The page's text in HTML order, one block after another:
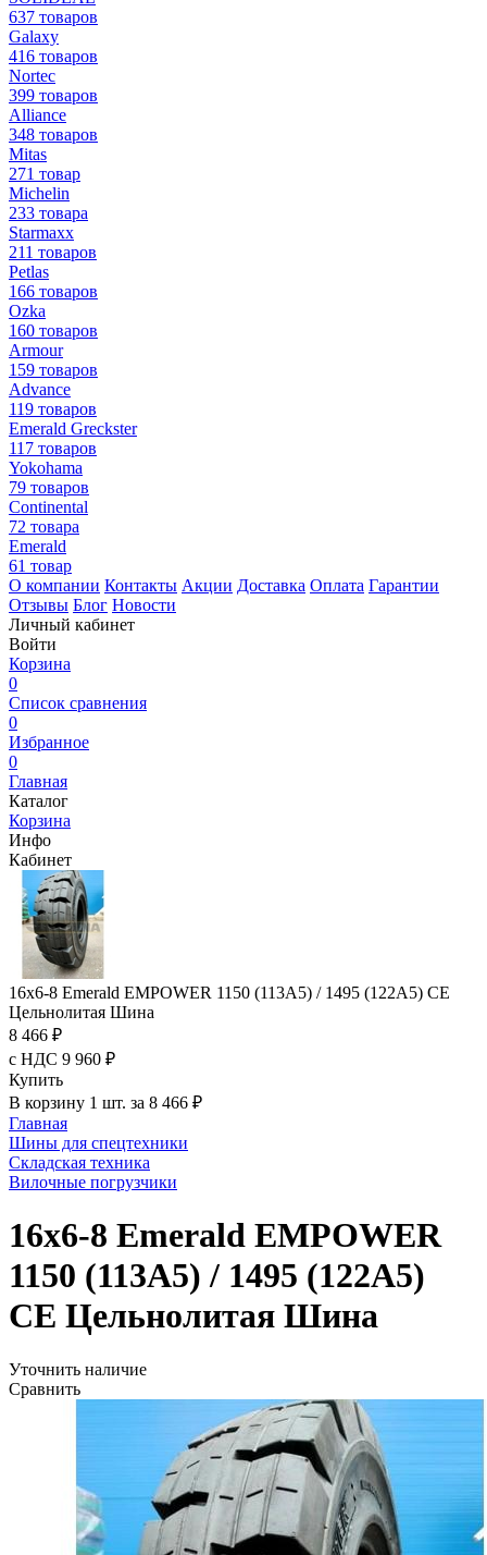
637 товаров
Galaxy
416 товаров
Nortec
399 товаров
Alliance
348 товаров
Mitas
271 товар
Michelin
233 товара
Starmaxx
211 товаров
Petlas
166 товаров
Ozka
160 товаров
Armour
159 товаров
Advance
119 товаров
Emerald Greckster
117 товаров
Yokohama
79 товаров
Continental
72 товара
Emerald
61 товар
О компании Контакты Акции Доставка Оплата Гарантии
Отзывы Блог Новости
Личный кабинет
Войти
Корзина
0
Список сравнения
0
Избранное
0
Главная
Каталог
Корзина
Инфо
Кабинет
16x6-8 Emerald EMPOWER 1150 (113A5) / 1495 (122A5) CE
Цельнолитая Шина
8 466 ₽
с НДС 9 960 ₽
Купить
В корзину 1 шт. за 8 466 ₽
Главная
Шины для спецтехники
Складская техника
Вилочные погрузчики
16x6-8 Emerald EMPOWER
1150 (113A5) / 1495 (122A5)
CE Цельнолитая Шина
Уточнить наличие
Сравнить